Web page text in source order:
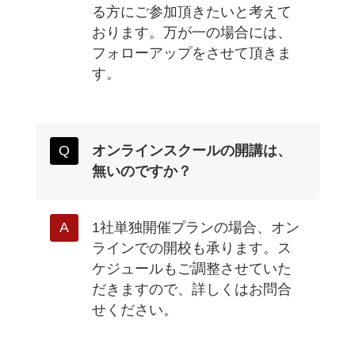
る方にご参加頂きたいと考えて
おります。万が一の場合には、
フォローアップをさせて頂きま
す。
オンラインスクールの開講は、
無いのですか？
1社単独開催プランの場合、オン
ラインでの開校も承ります。ス
ケジュールもご調整させていた
だきますので、詳しくはお問合
せください。